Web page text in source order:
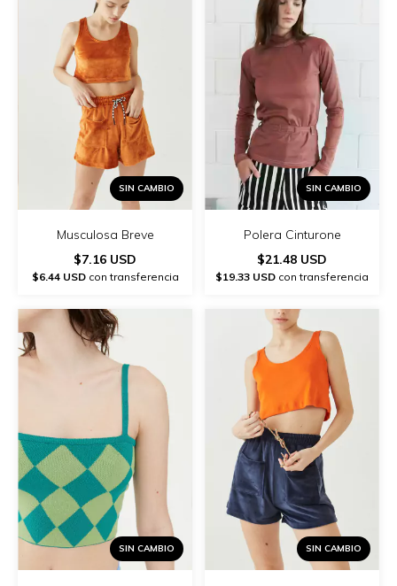
SIN CAMBIO
Musculosa Breve
$7.16 USD
$6.44 USDcon transferencia
SIN CAMBIO
Polera Cinturone
$21.48 USD
$19.33 USD con transferencia
SIN CAMBIO SIN CAMBIO